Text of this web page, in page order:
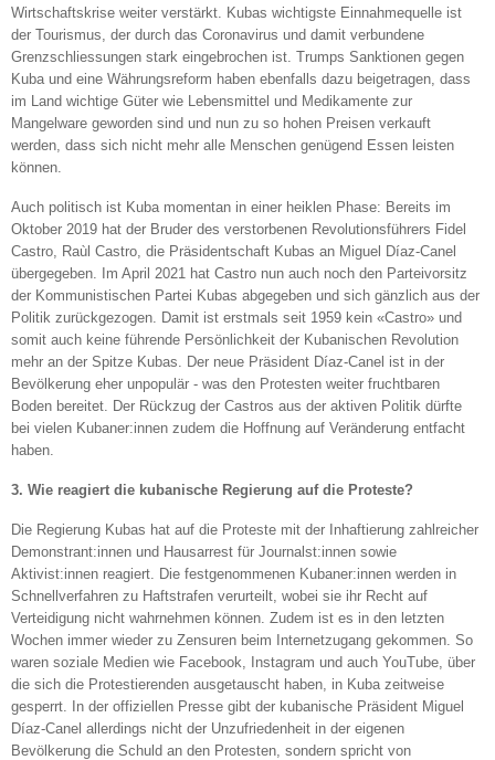
Wirtschaftskrise weiter verstärkt. Kubas wichtigste Einnahmequelle ist
der Tourismus, der durch das Coronavirus und damit verbundene
Grenzschliessungen stark eingebrochen ist. Trumps Sanktionen gegen
Kuba und eine Währungsreform haben ebenfalls dazu beigetragen, dass
im Land wichtige Güter wie Lebensmittel und Medikamente zur
Mangelware geworden sind und nun zu so hohen Preisen verkauft
werden, dass sich nicht mehr alle Menschen genügend Essen leisten
können.
Auch politisch ist Kuba momentan in einer heiklen Phase: Bereits im
Oktober 2019 hat der Bruder des verstorbenen Revolutionsführers Fidel
Castro, Raùl Castro, die Präsidentschaft Kubas an Miguel Díaz-Canel
übergegeben. Im April 2021 hat Castro nun auch noch den Parteivorsitz
der Kommunistischen Partei Kubas abgegeben und sich gänzlich aus der
Politik zurückgezogen. Damit ist erstmals seit 1959 kein «Castro» und
somit auch keine führende Persönlichkeit der Kubanischen Revolution
mehr an der Spitze Kubas. Der neue Präsident Díaz-Canel ist in der
Bevölkerung eher unpopulär - was den Protesten weiter fruchtbaren
Boden bereitet. Der Rückzug der Castros aus der aktiven Politik dürfte
bei vielen Kubaner:innen zudem die Hoffnung auf Veränderung entfacht
haben.
3. Wie reagiert die kubanische Regierung auf die Proteste?
Die Regierung Kubas hat auf die Proteste mit der Inhaftierung zahlreicher
Demonstrant:innen und Hausarrest für Journalst:innen sowie
Aktivist:innen reagiert. Die festgenommenen Kubaner:innen werden in
Schnellverfahren zu Haftstrafen verurteilt, wobei sie ihr Recht auf
Verteidigung nicht wahrnehmen können. Zudem ist es in den letzten
Wochen immer wieder zu Zensuren beim Internetzugang gekommen. So
waren soziale Medien wie Facebook, Instagram und auch YouTube, über
die sich die Protestierenden ausgetauscht haben, in Kuba zeitweise
gesperrt. In der offiziellen Presse gibt der kubanische Präsident Miguel
Díaz-Canel allerdings nicht der Unzufriedenheit in der eigenen
Bevölkerung die Schuld an den Protesten, sondern spricht von